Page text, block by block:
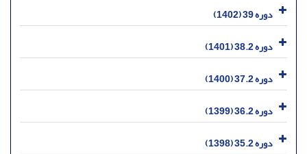
دوره 39 (1402)
دوره 38.2 (1401)
دوره 37.2 (1400)
دوره 36.2 (1399)
دوره 35.2 (1398)